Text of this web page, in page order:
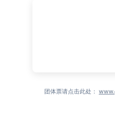
团体票请点击此处：